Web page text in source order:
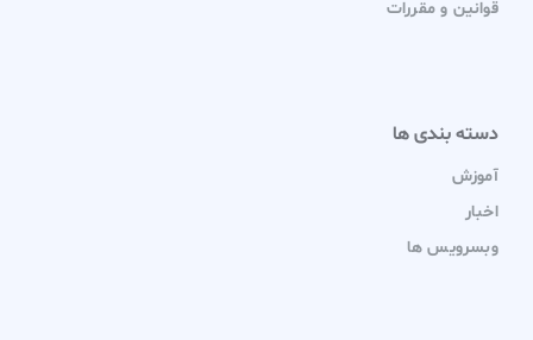
قوانین و مقررات
دسته بندی ها
آموزش
اخبار
وبسرویس ها